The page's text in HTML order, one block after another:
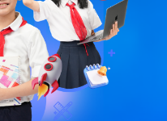
đánh giá tài liệu
các bài tập đọc
Văn học lớp 12.